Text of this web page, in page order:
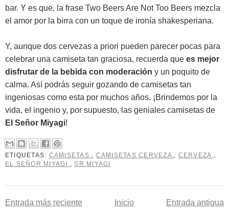
bar. Y es que, la frase Two Beers Are Not Too Beers mezcla
el amor por la birra con un toque de ironía shakesperiana.
Y, aunque dos cervezas a priori pueden parecer pocas para
celebrar una camiseta tan graciosa, recuerda que es mejor
disfrutar de la bebida con moderación y un poquito de
calma. Así podrás seguir gozando de camisetas tan
ingeniosas como esta por muchos años. ¡Brindemos por la
vida, el ingenio y, por supuesto, las geniales camisetas de
El Señor Miyagi!
ETIQUETAS: CAMISETAS , CAMISETAS CERVEZA , CERVEZA ,
EL SEÑOR MIYAGI ,SR MIYAGI
Entrada más reciente Entrada antigua
Inicio